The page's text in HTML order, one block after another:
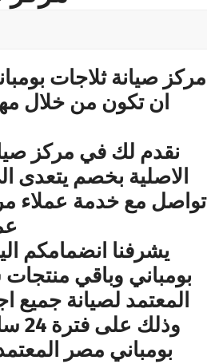
مركز صيانة ثلاجات
ان تكون من خلال
نقدم لك في مركز
تواصل مع خدمة عملاء
يشرفنا انضمامكم
بومباني وباقي
المعتمد لصيانة جميع
بومباني مصر